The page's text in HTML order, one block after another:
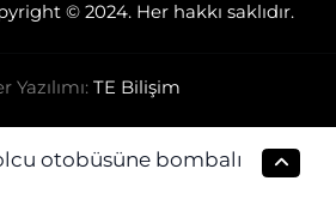
© 2024. Her hakkı saklıdır.
Yazılımı: TE Bilişim
otobüsüne bombalı